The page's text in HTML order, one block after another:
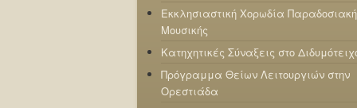
Εκκλησιαστική Χορωδία
Μουσικής
Κατηχητικές Σύναξεις στο
Πρόγραμμα Θείων Λειτουργιών στην
Ορεστιάδα